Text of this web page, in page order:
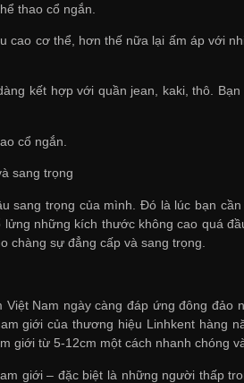
thao cổ ngắn.
cơ thể, hơn thế nữa lại ấm áp với
kết hợp với quần jean, kaki, thô.
cổ ngắn.
sang trọng
sang trọng của mình. Đó là lúc bạn
những kích thước không cao quá
chàng sự đẳng cấp và sang trọng.
Nam ngày càng đáp ứng đông đảo
giới của thương hiệu Linhkent hàng
giới từ 5-12cm một cách nhanh chóng
giới – đặc biệt là những người thấp